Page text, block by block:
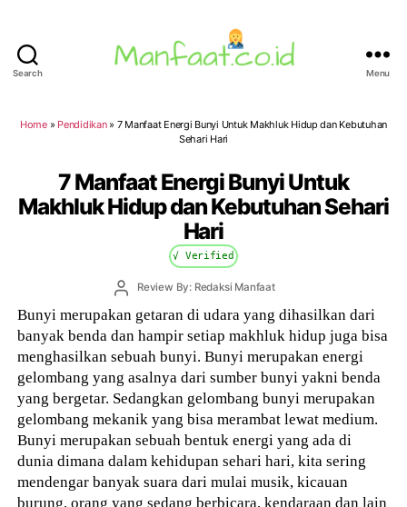
Search Menu
Home» Pendidikan» 7 Manfaat Energi Bunyi Untuk Makhluk Hidup dan Kebutuhan
Sehari Hari
7 Manfaat Energi Bunyi Untuk
Makhluk Hidup dan Kebutuhan Sehari
Hari
√ Verified
PostReview By: Redaksi Manfaat
Bunyi merupakan getaran di udara yang dihasilkan dari
banyak benda dan hampir setiap makhluk hidup juga bisa
menghasilkan sebuah bunyi. Bunyi merupakan energi
gelombang yang asalnya dari sumber bunyi yakni benda
yang bergetar. Sedangkan gelombang bunyi merupakan
gelombang mekanik yang bisa merambat lewat medium.
Bunyi merupakan sebuah bentuk energi yang ada di
dunia dimana dalam kehidupan sehari hari, kita sering
mendengar banyak suara dari mulai musik, kicauan
burung, orang yang sedang berbicara, kendaraan dan lain